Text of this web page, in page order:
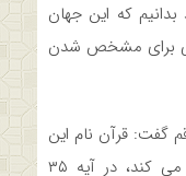
بدانیم که این جهان
برای مشخص شدن
گفت: قرآن نام این
جهان را جهان آزمایش و ابتلا معرفی می کند، در آیه ۳۵